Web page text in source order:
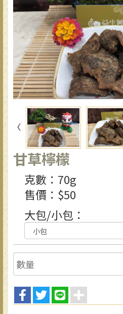
甘草檸檬
克數：70g
售價：$50
大包/小包：